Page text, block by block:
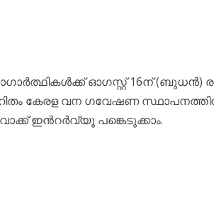
ഓഗസ്റ്റ് 16ന് (ബുധൻ)
കേരള വന ഗവേഷണ
ഇൻറർവ്യൂ പങ്കെടുക്കാം.